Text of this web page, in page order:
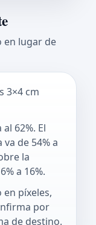
en lugar de
3×4 cm
62%. El
de 54% a
la
a 16%.
píxeles,
por
de destino.